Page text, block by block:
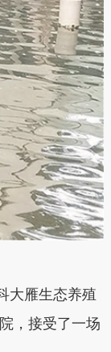
雁生态养殖
，接受了一场